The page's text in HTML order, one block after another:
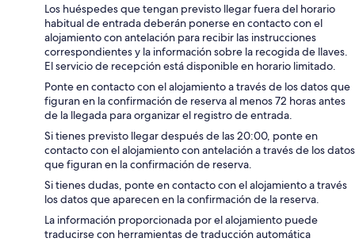
Los huéspedes que tengan previsto llegar fuera del horario
habitual de entrada deberán ponerse en contacto con el
alojamiento con antelación para recibir las instrucciones
correspondientes y la información sobre la recogida de llaves.
El servicio de recepción está disponible en horario limitado.
Ponte en contacto con el alojamiento a través de los datos que
figuran en la confirmación de reserva al menos 72 horas antes
de la llegada para organizar el registro de entrada.
Si tienes previsto llegar después de las 20:00, ponte en
contacto con el alojamiento con antelación a través de los datos
que figuran en la confirmación de reserva.
Si tienes dudas, ponte en contacto con el alojamiento a través
los datos que aparecen en la confirmación de la reserva.
La información proporcionada por el alojamiento puede
traducirse con herramientas de traducción automática